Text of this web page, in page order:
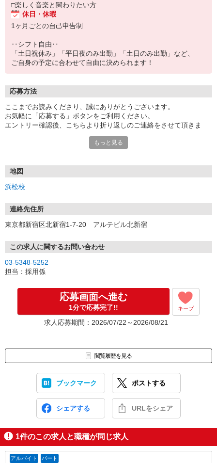
□楽しく音楽と関わりたい方
休日・休暇
1ヶ月ごとの自己申告制
‥シフト自由‥
「土日祝休み」「平日夜のみ出勤」「土日のみ出勤」など、
ご自身の予定に合わせて自由に決められます！
応募方法
ここまでお読みくださり、誠にありがとうございます。
お気軽に「応募する」ボタンをご利用ください。
エントリー確認後、こちらより折り返しのご連絡をさせて頂きま
★お電話の際は「講師採用ページを見た」と伝えるとスムーズで
‥応募〜採用までの流れ‥
「応募する」ボタンよりご応募ください。
1次面接：リモートによるWEB面接を予定しています。
▼
2次面接：模擬レッスンおよび、スキル面での簡単なテストを実施し
ます。
採用！
応募から採用までは早ければ2〜3週間程度です。
面接日のご希望によっては1ヶ月程度かかる場合もあります。
もっと見る
地図
浜松校
連絡先住所
東京都新宿区北新宿1-7-20 アルテビル北新宿
この求人に関するお問い合わせ
03-5348-5252
担当：採用係
応募画面へ進む
1分で応募完了!! キープ
求人応募期間：2026/07/22～2026/08/21
閲覧履歴を見る
ブックマーク ポストする
シェアする URLをシェア
1件のこの求人と職種が同じ求人
アルバイト パート